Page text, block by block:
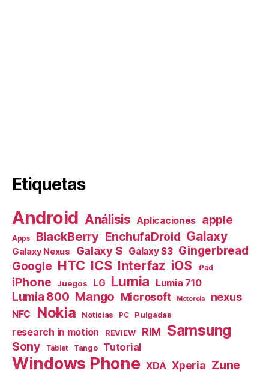
Etiquetas
Android Análisis Aplicaciones apple
Apps BlackBerry EnchufaDroid Galaxy
Galaxy Nexus Galaxy S Galaxy S3 Gingerbread
Google HTC ICS Interfaz iOS iPad
iPhone Juegos LG Lumia Lumia 710
Lumia 800 Mango Microsoft Motorola nexus
NFC Nokia Noticias PC Pulgadas
research in motion REVIEW RIM Samsung
Sony Tablet Tango Tutorial
Windows Phone XDA Xperia Zune